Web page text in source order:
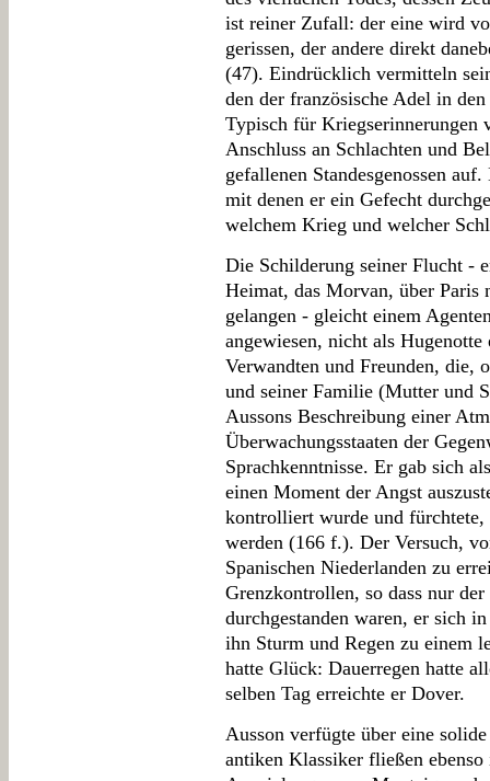
ist reiner Zufall: der eine wird
gerissen, der andere direkt
(47). Eindrücklich vermitteln
den der französische Adel in
Typisch für Kriegserinnerungen
Anschluss an Schlachten und
gefallenen Standesgenossen
mit denen er ein Gefecht
welchem Krieg und welcher
Die Schilderung seiner Flucht -
Heimat, das Morvan, über Paris
gelangen - gleicht einem
angewiesen, nicht als
Verwandten und Freunden,
und seiner Familie (Mutter und
Aussons Beschreibung einer
Überwachungsstaaten der
Sprachkenntnisse. Er gab sich
einen Moment der Angst
kontrolliert wurde und fürchtete,
werden (166 f.). Der Versuch,
Spanischen Niederlanden zu
Grenzkontrollen, so dass nur
durchgestanden waren, er sich
ihn Sturm und Regen zu einem
hatte Glück: Dauerregen hatte
selben Tag erreichte er Dover.
Ausson verfügte über eine
antiken Klassiker fließen